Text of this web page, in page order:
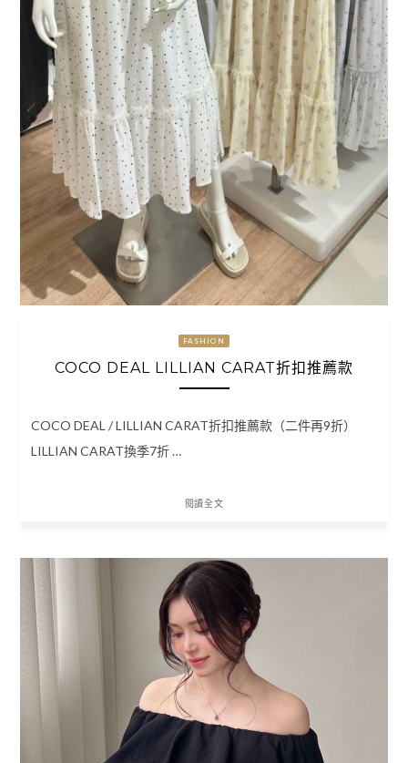
FASHION
COCO DEAL LILLIAN CARAT折扣推薦款
COCO DEAL / LILLIAN CARAT折扣推薦款（二件再9折）
LILLIAN CARAT換季7折 …
閱讀全文